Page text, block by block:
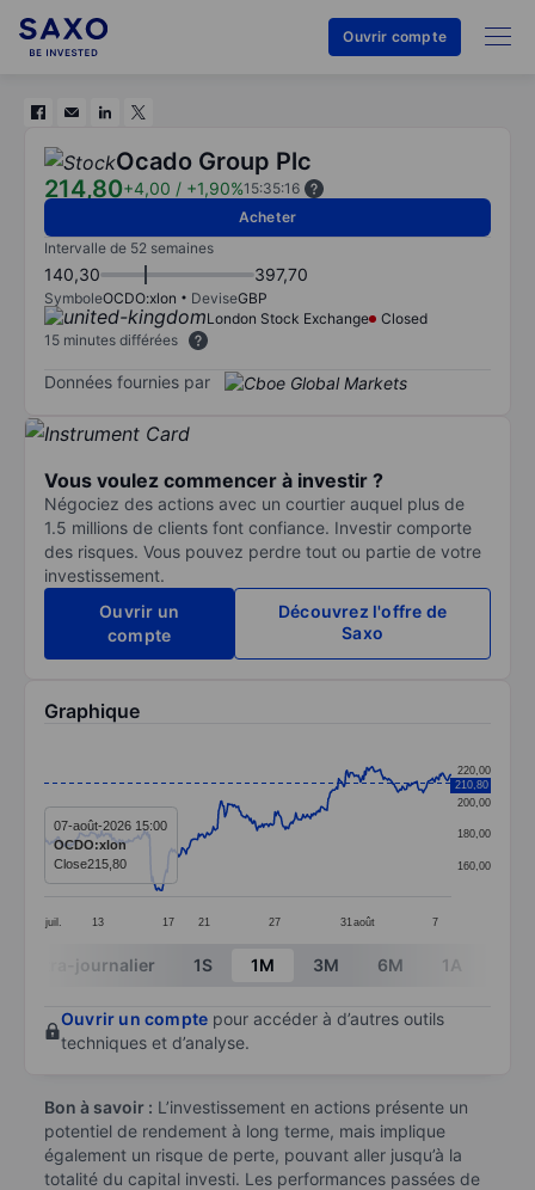
Ouvrir compte
Ocado Group Plc
214,80+4,00 / +1,90%15:35:16
Acheter
Intervalle de 52 semaines
140,30 397,70
SymboleOCDO:xlon DeviseGBP
London Stock Exchange
Closed
15 minutes différées
Données fournies par
Vous voulez commencer à investir ?
Négociez des actions avec un courtier auquel plus de
1.5 millions de clients font confiance. Investir comporte
des risques. Vous pouvez perdre tout ou partie de votre
investissement.
Ouvrir un
compte
Découvrez l'offre de
Saxo
Graphique
Line chart with 391 data points.
The chart has 1 X axis displaying categories.
The chart has 1 Y axis displaying values. Data
juil. 13 17 21 27 31 août 7
160,00
180,00
200,00
220,00
210,80
07-août-2026 15:00
OCDO:xlon
Close215,80
End of interactive chart.
Intra-journalier 1S 1M 3M 6M 1A
Ouvrir un compte pour accéder à d’autres outils
techniques et d’analyse.
Bon à savoir : L’investissement en actions présente un
potentiel de rendement à long terme, mais implique
également un risque de perte, pouvant aller jusqu’à la
totalité du capital investi. Les performances passées de